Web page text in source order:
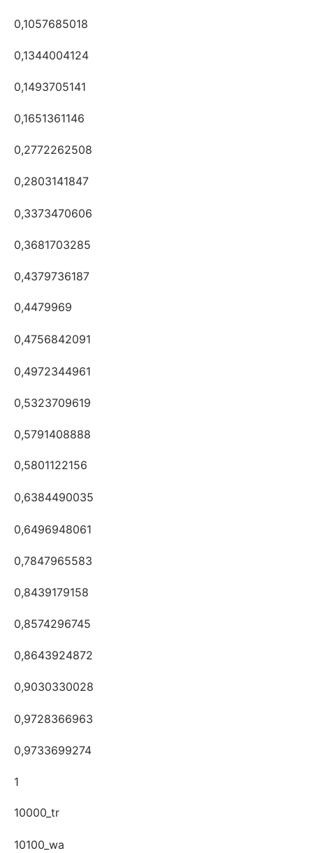
0,1057685018
0,1344004124
0,1493705141
0,1651361146
0,2772262508
0,2803141847
0,3373470606
0,3681703285
0,4379736187
0,4479969
0,4756842091
0,4972344961
0,5323709619
0,5791408888
0,5801122156
0,6384490035
0,6496948061
0,7847965583
0,8439179158
0,8574296745
0,8643924872
0,9030330028
0,9728366963
0,9733699274
1
10000_tr
10100_wa